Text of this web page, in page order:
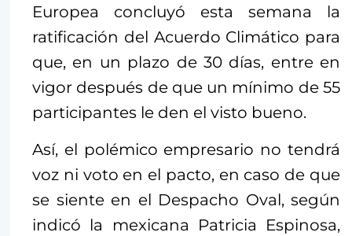
Europea concluyó esta semana la
ratificación del Acuerdo Climático para
que, en un plazo de 30 días, entre en
vigor después de que un mínimo de 55
participantes le den el visto bueno.
Así, el polémico empresario no tendrá
voz ni voto en el pacto, en caso de que
se siente en el Despacho Oval, según
indicó la mexicana Patricia Espinosa,